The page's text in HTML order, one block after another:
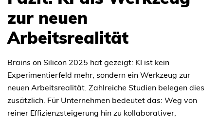
zur neuen
Arbeitsrealität
Brains on Silicon 2025 hat gezeigt: KI ist kein
Experimentierfeld mehr, sondern ein Werkzeug zur
neuen Arbeitsrealität. Zahlreiche Studien belegen dies
zusätzlich. Für Unternehmen bedeutet das: Weg von
reiner Effizienzsteigerung hin zu kollaborativer,